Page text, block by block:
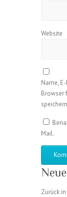
Website
Name,
Browser
Mail.
Zurück